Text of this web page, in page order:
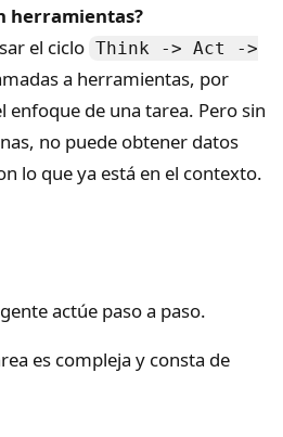
herramientas?
el ciclo Think -> Act ->
a herramientas, por
enfoque de una tarea. Pero sin
no puede obtener datos
lo que ya está en el contexto.
actúe paso a paso.
es compleja y consta de